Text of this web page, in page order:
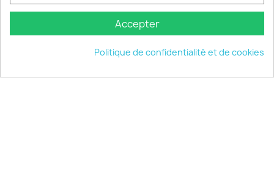
keyboard_arrow_down
© 2026 - choisistacoque.com
Accepter
Politique de confidentialité et de cookies